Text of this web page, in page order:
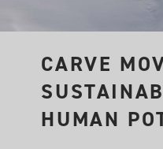
CARVE
HUMAN